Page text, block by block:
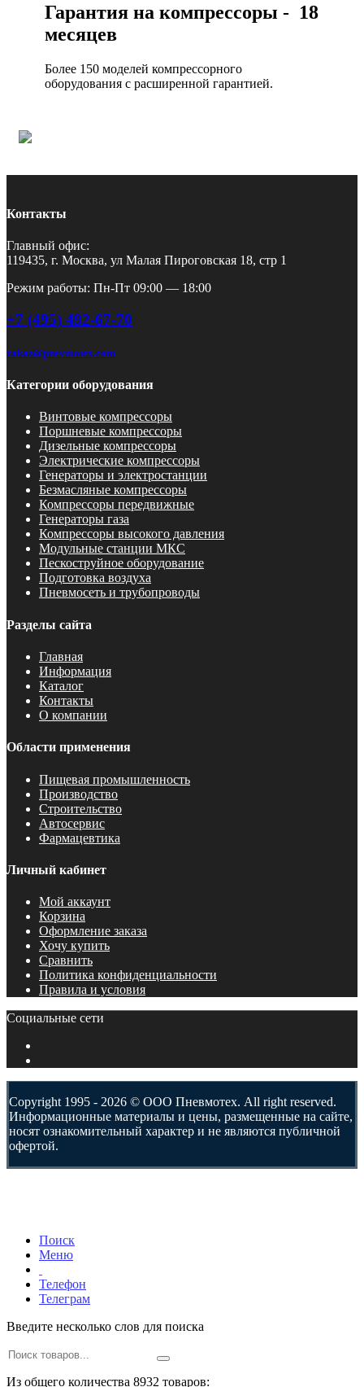
Гарантия на компрессоры - 18
месяцев
Более 150 моделей компрессорного
оборудования с расширенной гарантией.
Контакты
Главный офис:
119435, г. Москва, ул Малая Пироговская 18, стр 1
Режим работы: Пн-Пт 09:00 — 18:00
+7 (495) 492-67-70
zakaz@pnevmotex.com
Категории оборудования
Винтовые компрессоры
Поршневые компрессоры
Дизельные компрессоры
Электрические компрессоры
Генераторы и электростанции
Безмасляные компрессоры
Компрессоры передвижные
Генераторы газа
Компрессоры высокого давления
Модульные станции МКС
Пескоструйное оборудование
Подготовка воздуха
Пневмосеть и трубопроводы
Разделы сайта
Главная
Информация
Каталог
Контакты
О компании
Области применения
Пищевая промышленность
Производство
Строительство
Автосервис
Фармацевтика
Личный кабинет
Мой аккаунт
Корзина
Оформление заказа
Хочу купить
Сравнить
Политика конфиденциальности
Правила и условия
Социальные сети
Copyright 1995 - 2026 © ООО Пневмотех. All right reserved.
Информационные материалы и цены, размещенные на сайте,
носят ознакомительный характер и не являются публичной
офертой.
Поиск
Меню
Телефон
Телеграм
Введите несколько слов для поиска
Из общего количества 8932 товаров: